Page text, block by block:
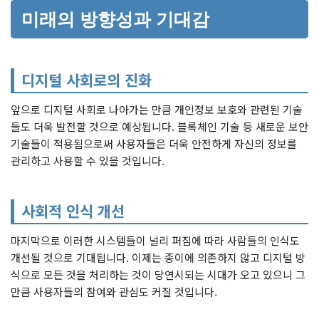
미래의 방향성과 기대감
디지털 사회로의 진화
앞으로 디지털 사회로 나아가는 만큼 개인정보 보호와 관련된 기술
들도 더욱 발전할 것으로 예상됩니다. 블록체인 기술 등 새로운 보안
기술들이 적용됨으로써 사용자들은 더욱 안전하게 자신의 정보를
관리하고 사용할 수 있을 것입니다.
사회적 인식 개선
마지막으로 이러한 시스템들이 널리 퍼짐에 따라 사람들의 인식도
개선될 것으로 기대됩니다. 이제는 종이에 의존하지 않고 디지털 방
식으로 모든 것을 처리하는 것이 당연시되는 시대가 오고 있으니 그
만큼 사용자들의 참여와 관심도 커질 것입니다.